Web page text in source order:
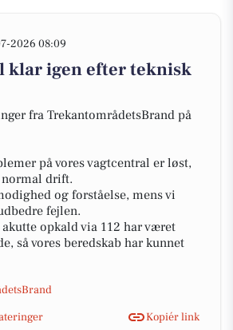
2026 08:09
klar igen efter teknisk
fra TrekantområdetsBrand på
på vores vagtcentral er løst,
drift.
og forståelse, mens vi
fejlen.
opkald via 112 har været
så vores beredskab har kunnet
Kopiér link